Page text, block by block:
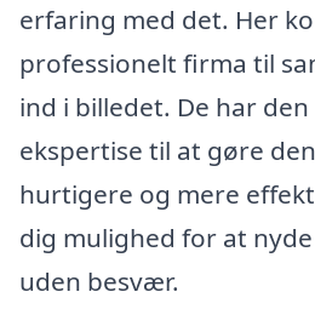
erfaring med det. Her
professionelt firma til
ind i billedet. De har
ekspertise til at gøre
hurtigere og mere
dig mulighed for at
uden besvær.